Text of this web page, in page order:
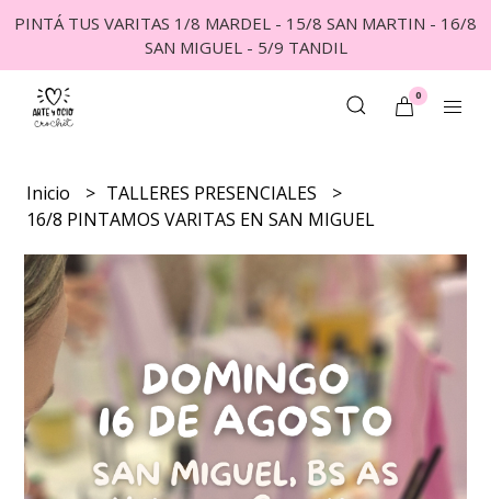
PINTÁ TUS VARITAS 1/8 MARDEL - 15/8 SAN MARTIN - 16/8
SAN MIGUEL - 5/9 TANDIL
0
Inicio
TALLERES PRESENCIALES
16/8 PINTAMOS VARITAS EN SAN MIGUEL